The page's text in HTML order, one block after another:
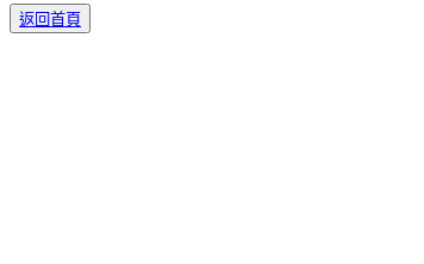
返回首頁